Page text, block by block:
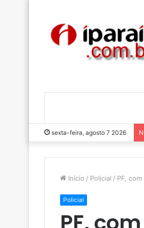
sexta-feira, agosto 7 2026
Início / Policial / PF,
Policial